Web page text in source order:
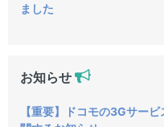
ました
お知らせ
【重要】ドコモの3Gサー